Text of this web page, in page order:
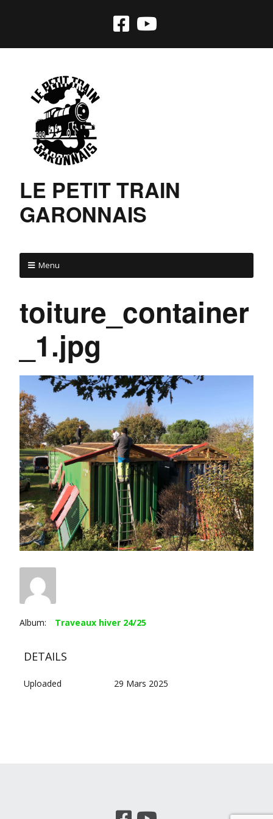
LE PETIT TRAIN
GARONNAIS
Menu
toiture_container
_1.jpg
Album: Traveaux hiver 24/25
DETAILS
Uploaded 29 Mars 2025